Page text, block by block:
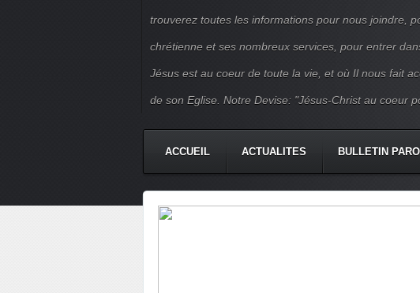
trouverez toutes les informations pour nous joindre,
chrétienne et ses nombreux services, pour entrer
Jésus est au coeur de toute la vie, et où Il nous fait
de son Eglise. Notre Devise: "Jésus-Christ au coeur
ACCUEIL ACTUALITES BULLETIN